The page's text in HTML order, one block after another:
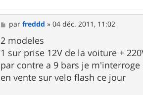
M
e
s
s
a
g
e
parfreddd »04 déc. 2011, 11:02
2 modeles
1 sur prise 12V de la voiture +
par contre a 9 bars je
en vente sur velo flash ce jour